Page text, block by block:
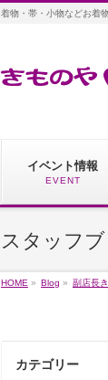
着物・帯・小物などお着
イベント情報
EVENT
スタッフ
HOME » Blog » 副店長
カテゴリー